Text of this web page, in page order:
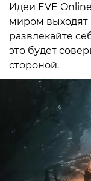
Идеи EVE
миром выходят
развлекайте
это будет
стороной.